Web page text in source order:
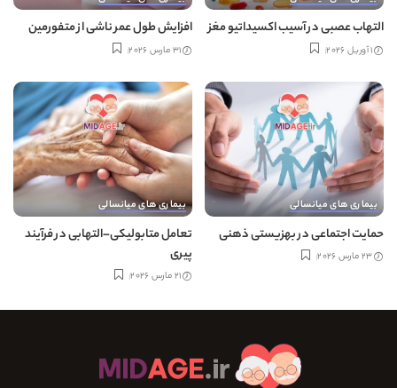
التهاب عصبی در آسیب اکسیداتیو مغز
1 آوریل 2026
افزایش طول عمر ناشی از متفورمین
31 مارس 2026
بیماری های میانسالی
حمایت اجتماعی در بهزیستی ذهنی
23 مارس 2026
بیماری های میانسالی
تعامل متابولیکی–التهابی در فرآیند
پیری
21 مارس 2026